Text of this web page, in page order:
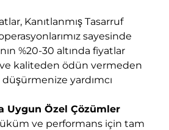
Kanıtlanmış Tasarruf
sayesinde
%20-30 altında fiyatlar
kaliteden ödün vermeden
yardımcı
Uygun Özel Çözümler
ve performans için tam